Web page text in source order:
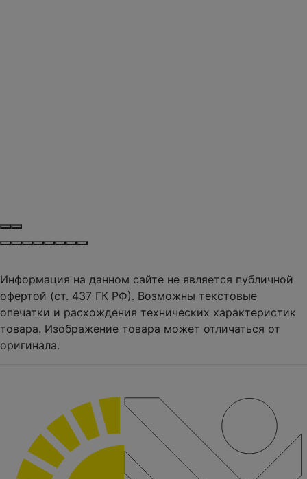
Информация на данном сайте не является публичной
офертой (ст. 437 ГК РФ). Возможны текстовые
опечатки и расхождения технических характеристик
товара. Изображение товара может отличаться от
оригинала.